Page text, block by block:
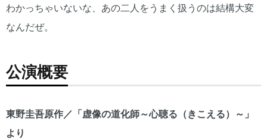
わかっちゃいないな、あの二人をうまく扱うのは結構大変
なんだぜ。
公演概要
東野圭吾原作／「虚像の道化師～心聴る（きこえる）～」
より